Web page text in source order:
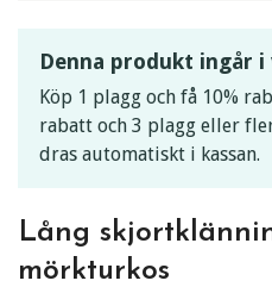
Denna produkt ingår
Köp 1 plagg och få 10%
rabatt och 3 plagg eller
dras automatiskt i kassan.
Lång
mörkturkos